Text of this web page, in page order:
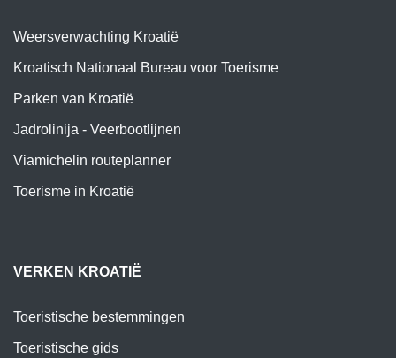
Weersverwachting Kroatië
Kroatisch Nationaal Bureau voor Toerisme
Parken van Kroatië
Jadrolinija - Veerbootlijnen
Viamichelin routeplanner
Toerisme in Kroatië
VERKEN KROATIË
Toeristische bestemmingen
Toeristische gids